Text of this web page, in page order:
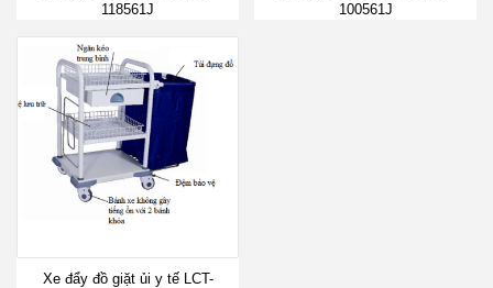
118561J
100561J
Xe đẩy đồ giặt ủi y tế LCT-